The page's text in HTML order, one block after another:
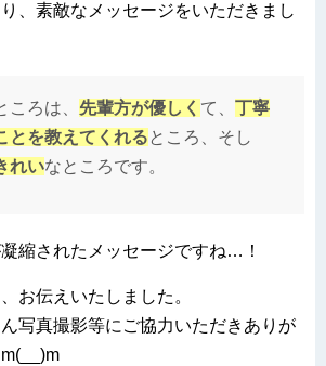
り、素敵なメッセージをいただきまし
ろは、 先輩方が優しく て、 丁寧
とを教えてくれる ところ、そし
れいなところです。
縮されたメッセージですね…！
お伝えいたしました。
写真撮影等にご協力いただきありが